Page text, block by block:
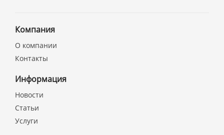
Компания
О компании
Контакты
Информация
Новости
Статьи
Услуги